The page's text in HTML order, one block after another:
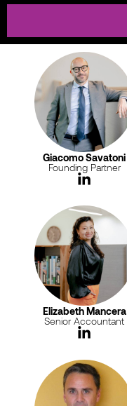
Giacomo Savatoni
Founding Partner
Elizabeth Mancera
Senior Accountant